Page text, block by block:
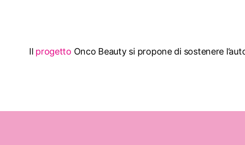
Il progetto Onco Beauty si propone di sostenere